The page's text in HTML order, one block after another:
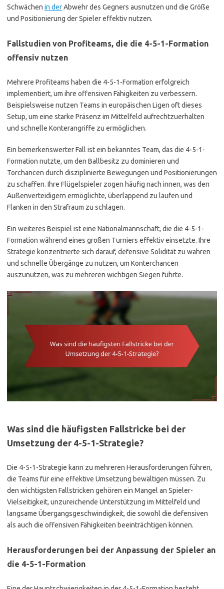
Schwächen in derAbwehr des Gegners ausnutzen und die Größe
und Positionierung der Spieler effektiv nutzen.
Fallstudien von Profiteams, die die 4-5-1-Formation
offensiv nutzen
Mehrere Profiteams haben die 4-5-1-Formation erfolgreich
implementiert, um ihre offensiven Fähigkeiten zu verbessern.
Beispielsweise nutzen Teams in europäischen Ligen oft dieses
Setup, um eine starke Präsenz im Mittelfeld aufrechtzuerhalten
und schnelle Konterangriffe zu ermöglichen.
Ein bemerkenswerter Fall ist ein bekanntes Team, das die 4-5-1-
Formation nutzte, um den Ballbesitz zu dominieren und
Torchancen durch disziplinierte Bewegungen und Positionierungen
zu schaffen. Ihre Flügelspieler zogen häufig nach innen, was den
Außenverteidigern ermöglichte, überlappend zu laufen und
Flanken in den Strafraum zu schlagen.
Ein weiteres Beispiel ist eine Nationalmannschaft, die die 4-5-1-
Formation während eines großen Turniers effektiv einsetzte. Ihre
Strategie konzentrierte sich darauf, defensive Solidität zu wahren
und schnelle Übergänge zu nutzen, um Konterchancen
auszunutzen, was zu mehreren wichtigen Siegen führte.
Was sind die häufigsten Fallstricke bei der
Umsetzung der 4-5-1-Strategie?
Die 4-5-1-Strategie kann zu mehreren Herausforderungen führen,
die Teams für eine effektive Umsetzung bewältigen müssen. Zu
den wichtigsten Fallstricken gehören ein Mangel an Spieler-
Vielseitigkeit, unzureichende Unterstützung im Mittelfeld und
langsame Übergangsgeschwindigkeit, die sowohl die defensiven
als auch die offensiven Fähigkeiten beeinträchtigen können.
Herausforderungen bei der Anpassung der Spieler an
die 4-5-1-Formation